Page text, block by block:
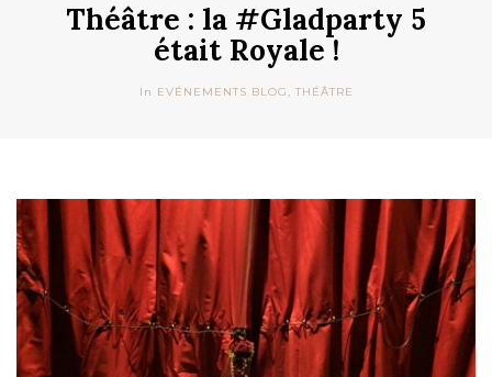
Théâtre : la #Gladparty 5
était Royale !
In EVÉNEMENTS BLOG, THÉÂTRE